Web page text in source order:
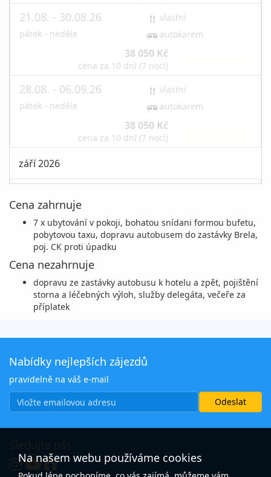
21.08. - 30.08.26
pátek - neděle
vlastní
autokarem
38 050 Kč
cena za 10 dní (7 nocí)
28.08. - 06.09.26
pátek - neděle
vlastní
autokarem
38 050 Kč
cena za 10 dní (7 nocí)
září 2026
pátek - neděle
31 150 Kč
cena za 10 dní (7 nocí) vyprodáno
11.09. - 20.09.26
pátek - neděle
autokarem
31 150 Kč
18.09. - 27.09.26
vlastní
cena za 10 dní (7 nocí)
25.09. - 04.10.26
pátek - neděle
vlastní
autokarem
cena za 10 dní (7 nocí)
Cena zahrnuje
7 x ubytování v pokoji, bohatou snídani formou bufetu,
pobytovou taxu, dopravu autobusem do zastávky Brela,
poj. CK proti úpadku
Cena nezahrnuje
dopravu ze zastávky autobusu k hotelu a zpět, pojištění
storna a léčebných výloh, služby delegáta, večeře za
příplatek
Nabídky nejlepších zájezdů
pravidelně na váš e-mail
Na našem webu používáme cookies